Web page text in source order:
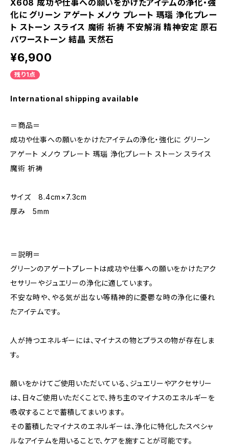
X608 成功や仕事への願いをかけたアイテムの浄化・強
化に グリーン アゲート メノウ プレート 瑪瑙 浄化プレー
ト ストーン スライス 魔術 祈祷 不安解消 精神安定 原石
パワーストーン 結晶 天然石
¥6,900
残り1点
International shipping available
＝商品＝
成功や仕事への願いをかけたアイテムの浄化・強化に グリーン
アゲート メノウ プレート 瑪瑙 浄化プレート ストーン スライス
魔術 祈祷
サイズ 8.4cm×7.3cm
厚み 5mm
＝説明＝
グリーンのアゲートプレートは成功や仕事への願いをかけたアク
セサリーやジュエリーの浄化に適しています。
不安な時や、やる気が出ない等精神的に憂鬱な時の浄化に優れ
たアイテムです。
人が持つエネルギーには、マイナスの物とプラスの物が存在しま
す。
願いをかけてご使用いただいている、ジュエリーやアクセサリー
は、日々ご使用いただくことで、持ち主のマイナスのエネルギーを
吸収することで蓄積してまいります。
その蓄積したマイナスのエネルギーは、浄化に特化したスペシャ
ルなアイテムを用いることで、ケアを施すことが可能です。